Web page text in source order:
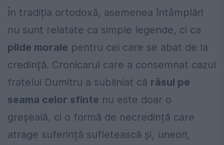
În tradiția ortodoxă, asemenea întâmplări
nu sunt relatate ca simple legende, ci ca
pilde morale pentru cei care se abat de la
credință. Cronicarul care a consemnat cazul
fratelui Dumitru a subliniat că râsul pe
seama celor sfinte nu este doar o
greșeală, ci o formă de necredință care
atrage suferință sufletească și, uneori,